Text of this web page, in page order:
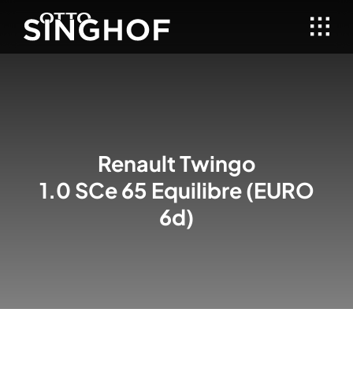
content
RenaultTwingo
1.0 SCe 65 Equilibre (EURO
6d)